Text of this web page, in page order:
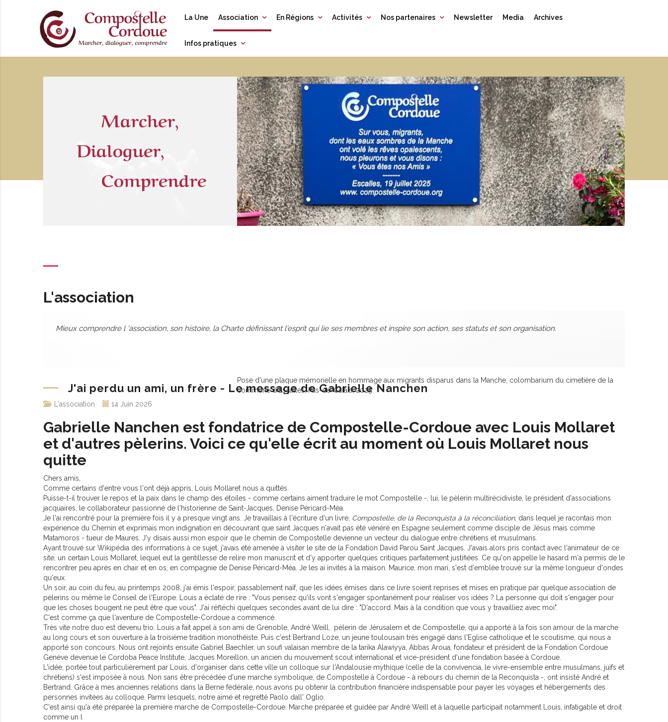
La Une Association En Régions Activités Nos partenaires Newsletter Media Archives
Infos pratiques
Marcher,
Dialoguer,
Comprendre
Pose d'une plaque mémorielle en hommage aux migrants disparus dans la Manche, colombarium du cimetière de la
commune d'Escalles, Pas-de-Calais, 2025
L'association
Mieux comprendre l 'association, son histoire, la Charte définissant l'esprit qui lie ses membres et inspire son action, ses statuts et son organisation.
J'ai perdu un ami, un frère - Le message de Gabrielle Nanchen
L'association 14 Juin 2026
Gabrielle Nanchen est fondatrice de Compostelle-Cordoue avec Louis Mollaret
et d'autres pèlerins. Voici ce qu'elle écrit au moment où Louis Mollaret nous
quitte
Chers amis,
Comme certains d'entre vous l'ont déjà appris, Louis Mollaret nous a quittés.
Puisse-t-il trouver le repos et la paix dans le champ des étoiles - comme certains aiment traduire le mot Compostelle -, lui, le pèlerin multirécidiviste, le président d'associations
jacquaires, le collaborateur passionné de l'historienne de Saint-Jacques, Denise Péricard-Méa.
Je l'ai rencontré pour la première fois il y a presque vingt ans. Je travaillais à l'écriture d'un livre, Compostelle, de la Reconquista à la réconciliation, dans lequel je racontais mon
expérience du Chemin et exprimais mon indignation en découvrant que saint Jacques n'avait pas été vénéré en Espagne seulement comme disciple de Jésus mais comme
Matamoros - tueur de Maures. J'y disais aussi mon espoir que le chemin de Compostelle devienne un vecteur du dialogue entre chrétiens et musulmans.
Ayant trouvé sur Wikipédia des informations à ce sujet, j'avais été amenée à visiter le site de la Fondation David Parou Saint Jacques. J'avais alors pris contact avec l'animateur de ce
site, un certain Louis Mollaret, lequel eut la gentillesse de relire mon manuscrit et d'y apporter quelques critiques parfaitement justifiées. Ce qu'on appelle le hasard m'a permis de le
rencontrer peu après en chair et en os, en compagnie de Denise Péricard-Méa. Je les ai invités à la maison. Maurice, mon mari, s'est d'emblée trouvé sur la même longueur d'ondes
qu'eux.
Un soir, au coin du feu, au printemps 2008, j'ai émis l'espoir, passablement naïf, que les idées émises dans ce livre soient reprises et mises en pratique par quelque association de
pèlerins ou même le Conseil de l'Europe. Louis a éclaté de rire : "Vous pensez qu'ils vont s'engager spontanément pour réaliser vos idées ? La personne qui doit s'engager pour
que les choses bougent ne peut être que vous". J'ai réfléchi quelques secondes avant de lui dire : "D'accord. Mais à la condition que vous y travailliez avec moi".
C'est comme ça que l'aventure de Compostelle-Cordoue a commencé.
Très vite notre duo est devenu trio. Louis a fait appel à son ami de Grenoble, André Weill, pèlerin de Jérusalem et de Compostelle, qui a apporté à la fois son amour de la marche
au long cours et son ouverture à la troisième tradition monothéiste. Puis c'est Bertrand Loze, un jeune toulousain très engagé dans l'Eglise catholique et le scoutisme, qui nous a
apporté son concours. Nous ont rejoints ensuite Gabriel Baechler, un soufi valaisan membre de la tarika Alawiyya, Abbas Aroua, fondateur et président de la Fondation Cordoue
Genève devenue le Cordoba Peace Institute, Jacques Moreillon, un ancien du mouvement scout international et vice-président d'une fondation basée à Cordoue.
L'idée, portée tout particulièrement par Louis, d'organiser dans cette ville un colloque sur l'Andalousie mythique (celle de la convivencia, le vivre-ensemble entre musulmans, juifs et
chrétiens) s'est imposée à nous. Non sans être précédée d'une marche symbolique, de Compostelle à Cordoue - à rebours du chemin de la Reconquista -, ont insisté André et
Bertrand. Grâce à mes anciennes relations dans la Berne fédérale, nous avons pu obtenir la contribution financière indispensable pour payer les voyages et hébergements des
personnes invitées au colloque. Parmi lesquels, notre aimé et regretté Paolo dall' Oglio.
C'est ainsi qu'a été préparée la première marche de Compostelle-Cordoue. Marche préparée et guidée par André Weill et à laquelle participait notamment Louis, infatigable et droit
comme un I.